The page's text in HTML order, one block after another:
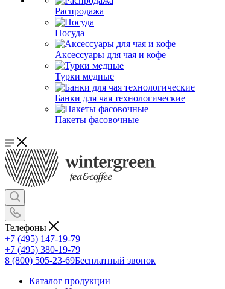
Распродажа
Посуда
Аксессуары для чая и кофе
Турки медные
Банки для чая технологические
Пакеты фасовочные
Телефоны
+7 (495) 147-19-79
+7 (495) 380-19-79
8 (800) 505-23-69Бесплатный звонок
Каталог продукции